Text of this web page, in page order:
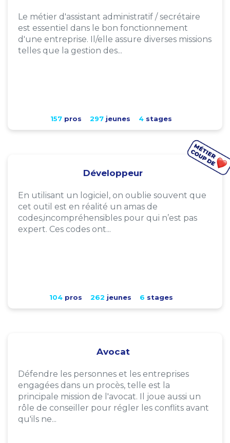
Le métier d'assistant administratif / secrétaire
est essentiel dans le bon fonctionnement
d'une entreprise. Il/elle assure diverses missions
telles que la gestion des...
157pros 297jeunes 4stages
Développeur
En utilisant un logiciel, on oublie souvent que
cet outil est en réalité un amas de
codes,incompréhensibles pour qui n’est pas
expert. Ces codes ont...
104pros 262 jeunes 6 stages
Avocat
Défendre les personnes et les entreprises
engagées dans un procès, telle est la
principale mission de l'avocat. Il joue aussi un
rôle de conseiller pour régler les conflits avant
qu'ils ne...